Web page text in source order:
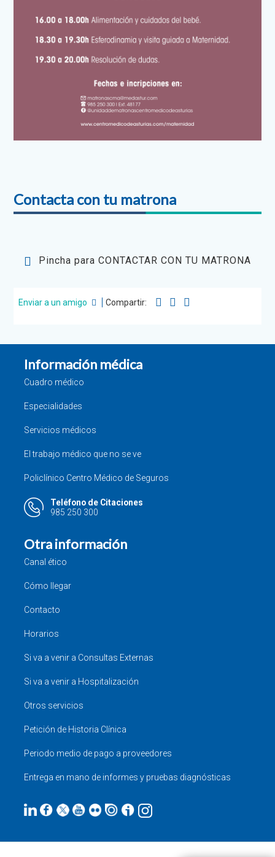
Contacta con tu matrona
Pincha para CONTACTAR CON TU MATRONA
Enviar a un amigo Compartir:
Información médica
Cuadro médico
Especialidades
Servicios médicos
El trabajo médico que no se ve
Policlínico Centro Médico de Seguros
Teléfono de Citaciones
985 250 300
Otra información
Canal ético
Cómo llegar
Contacto
Horarios
Si va a venir a Consultas Externas
Si va a venir a Hospitalización
Otros servicios
Petición de Historia Clínica
Periodo medio de pago a proveedores
Entrega en mano de informes y pruebas diagnósticas